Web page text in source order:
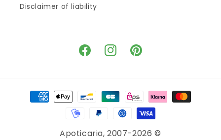
Disclaimer of liability
FacebookInstagramPinterest
Means
Apoticaria, 2007-2026 ©